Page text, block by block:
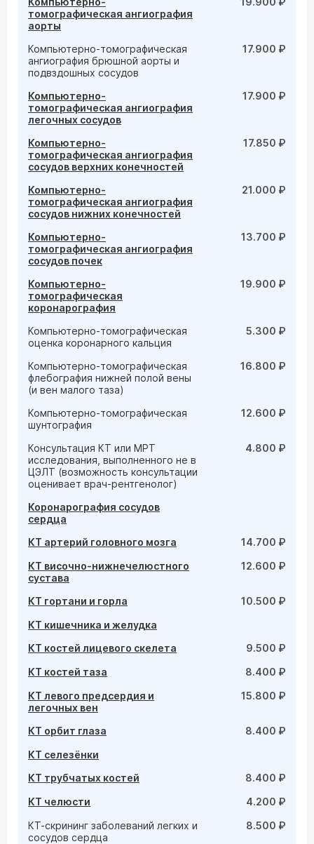
томографическая ангиография
аорты
Компьютерно-томографическая
ангиография брюшной аорты и
подвздошных сосудов
17.900 ₽
Компьютерно-
томографическая ангиография
легочных сосудов
17.900 ₽
Компьютерно-
томографическая ангиография
сосудов верхних конечностей
17.850 ₽
Компьютерно-
томографическая ангиография
сосудов нижних конечностей
21.000 ₽
Компьютерно-
томографическая ангиография
сосудов почек
13.700 ₽
Компьютерно-
томографическая
коронарография
19.900 ₽
Компьютерно-томографическая
оценка коронарного кальция
5.300 ₽
Компьютерно-томографическая
флебография нижней полой вены
(и вен малого таза)
16.800 ₽
Компьютерно-томографическая
шунтография
12.600 ₽
Консультация КТ или МРТ
исследования, выполненного не в
ЦЭЛТ (возможность консультации
оценивает врач-рентгенолог)
4.800 ₽
Коронарография сосудов
сердца
КТ артерий головного мозга
14.700 ₽
КТ височно-нижнечелюстного
сустава
12.600 ₽
КТ гортани и горла
10.500 ₽
КТ кишечника и желудка
КТ костей лицевого скелета
9.500 ₽
КТ костей таза
8.400 ₽
КТ левого предсердия и
легочных вен
15.800 ₽
КТ орбит глаза
8.400 ₽
КТ селезёнки
КТ трубчатых костей
8.400 ₽
КТ челюсти
4.200 ₽
КТ-скрининг заболеваний легких и
сосудов сердца
8.500 ₽